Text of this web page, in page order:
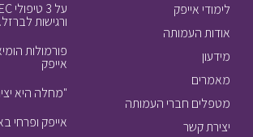
לימודי אייפק
אודות העמותה
מידעון
מאמרים
מטפלים חברי העמותה
יצירת קשר
ורגישות לברזל.
פורמולות
אייפק
"מחלה היא
אייפק ופרחי